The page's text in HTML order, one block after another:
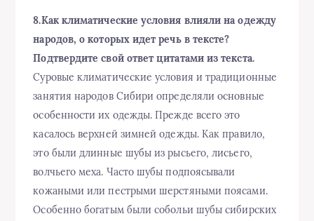
8.Как климатические условия влияли на одежду
народов, о которых идет речь в тексте?
Подтвердите свой ответ цитатами из текста.
Суровые климатические условия и традиционные
занятия народов Сибири определяли основные
особенности их одежды. Прежде всего это
касалось верхней зимней одежды. Как правило,
это были длинные шубы из рысьего, лисьего,
волчьего меха. Часто шубы подпоясывали
кожаными или пестрыми шерстяными поясами.
Особенно богатым были собольи шубы сибирских